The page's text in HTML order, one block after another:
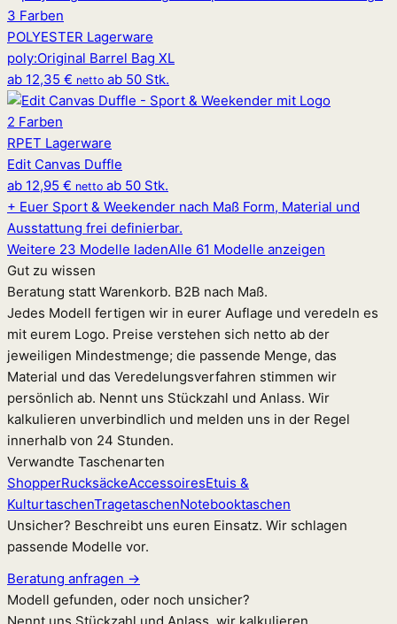
3 Farben
POLYESTER Lagerware
poly:Original Barrel Bag XL
ab 12,35 € netto ab 50 Stk.
2 Farben
RPET Lagerware
Edit Canvas Duffle
ab 12,95 € netto ab 50 Stk.
+ Euer Sport & Weekender nach Maß Form, Material und
Ausstattung frei definierbar.
Weitere 23 Modelle ladenAlle 61 Modelle anzeigen
Gut zu wissen
Beratung statt Warenkorb. B2B nach Maß.
Jedes Modell fertigen wir in eurer Auflage und veredeln es
mit eurem Logo. Preise verstehen sich netto ab der
jeweiligen Mindestmenge; die passende Menge, das
Material und das Veredelungsverfahren stimmen wir
persönlich ab. Nennt uns Stückzahl und Anlass. Wir
kalkulieren unverbindlich und melden uns in der Regel
innerhalb von 24 Stunden.
Verwandte Taschenarten
ShopperRucksäckeAccessoiresEtuis &
KulturtaschenTragetaschenNotebooktaschen
Unsicher? Beschreibt uns euren Einsatz. Wir schlagen
passende Modelle vor.
Beratung anfragen →
Modell gefunden, oder noch unsicher?